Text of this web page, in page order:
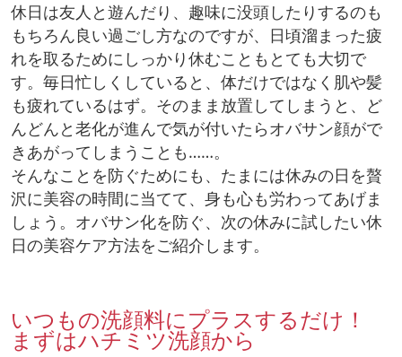
休日は友人と遊んだり、趣味に没頭したりするのも
もちろん良い過ごし方なのですが、日頃溜まった疲
れを取るためにしっかり休むこともとても大切で
す。毎日忙しくしていると、体だけではなく肌や髪
も疲れているはず。そのまま放置してしまうと、ど
んどんと老化が進んで気が付いたらオバサン顔がで
きあがってしまうことも……。
そんなことを防ぐためにも、たまには休みの日を贅
沢に美容の時間に当てて、身も心も労わってあげま
しょう。オバサン化を防ぐ、次の休みに試したい休
日の美容ケア方法をご紹介します。
いつもの洗顔料にプラスするだけ！
まずはハチミツ洗顔から